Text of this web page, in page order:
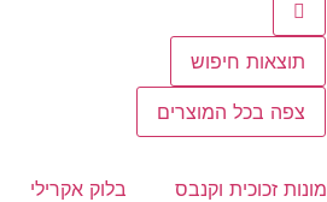
תוצאות חיפוש
צפה בכל המוצרים
זכוכית וקנבס בלוק אקרילי